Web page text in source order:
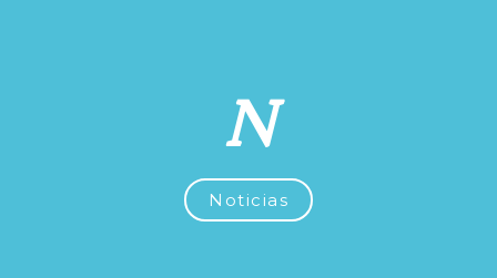
N
Noticias